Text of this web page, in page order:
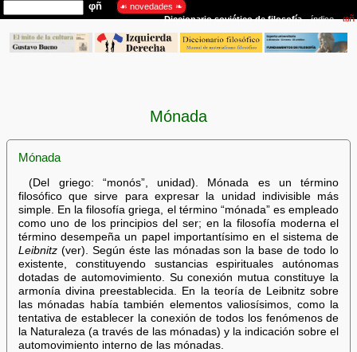
Mónada
Mónada
(Del griego: “monós”, unidad). Mónada es un término
filosófico que sirve para expresar la unidad indivisible más
simple. En la filosofía griega, el término “mónada” es empleado
como uno de los principios del ser; en la filosofía moderna el
término desempeña un papel importantísimo en el sistema de
Leibnitz(ver). Según éste las mónadas son la base de todo lo
existente, constituyendo sustancias espirituales autónomas
dotadas de automovimiento. Su conexión mutua constituye la
armonía divina preestablecida. En la teoría de Leibnitz sobre
las mónadas había también elementos valiosísimos, como la
tentativa de establecer la conexión de todos los fenómenos de
la Naturaleza (a través de las mónadas) y la indicación sobre el
automovimiento interno de las mónadas.